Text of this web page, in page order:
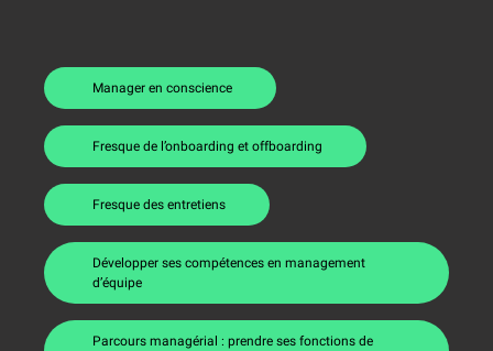
Manager en conscience
Fresque de l’onboarding et offboarding
Fresque des entretiens
Développer ses compétences en management
d’équipe
Parcours managérial : prendre ses fonctions de